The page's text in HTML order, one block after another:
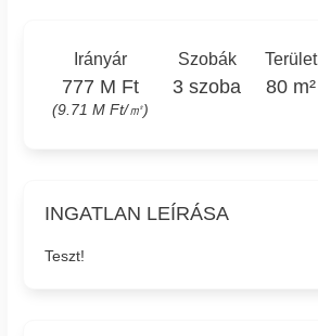
Irányár
777 M Ft
(9.71 M Ft/㎡)
Szobák
3 szoba
Terület
80 m²
INGATLAN LEÍRÁSA
Teszt!